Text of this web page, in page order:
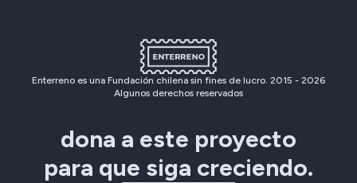
Enterreno es una Fundación chilena sin fines de lucro. 2015 - 2026
Algunos derechos reservados
dona a este proyecto
para que siga creciendo.